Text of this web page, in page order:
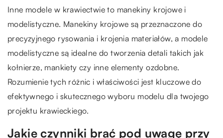
Inne modele w krawiectwie to manekiny krojowe i
modelistyczne. Manekiny krojowe są przeznaczone do
precyzyjnego rysowania i krojenia materiałów, a modele
modelistyczne są idealne do tworzenia detali takich jak
kołnierze, mankiety czy inne elementy ozdobne.
Rozumienie tych różnic i właściwości jest kluczowe do
efektywnego i skutecznego wyboru modelu dla twojego
projektu krawieckiego.
Jakie czynniki brać pod uwagę przy